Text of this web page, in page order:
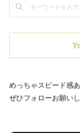
めっちゃスピード感
ぜひフォローお願い